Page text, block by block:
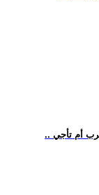
أم تأجي